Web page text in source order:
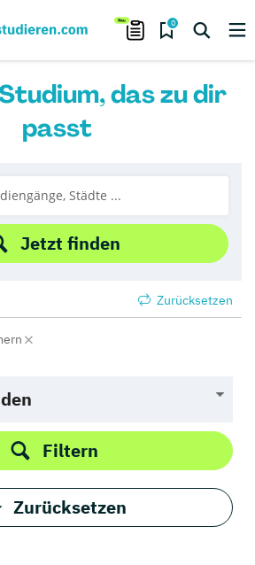
0
das zu dir
passt
Jetzt finden
Zurücksetzen
Filtern
Zurücksetzen